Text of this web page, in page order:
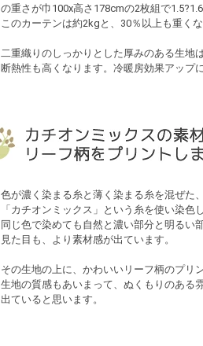
の重さが巾100x高さ178cmの2枚組で
このカーテンは約2kgと、30％以上も重くな
二重織りのしっかりとした厚みのある生地
断熱性も高くなります。冷暖房効果アップ
色が濃く染まる糸と薄く染まる糸を混ぜた、
「カチオンミックス」という糸を使い染色
同じ色で染めても自然と濃い部分と明るい
見た目も、より素材感が出ています。
その生地の上に、かわいいリーフ柄のプリ
生地の質感もあいまって、ぬくもりのある
出ていると思います。